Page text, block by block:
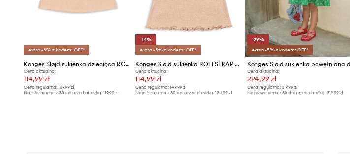
extra -5% z kodem: OFF*
Konges Sløjd sukienka dziecięca ROLI DRESS
Cena aktualna:
114,99 zł
Cena regularna: 169,99 zł
Najniższa cena z 30 dni przed obniżką: 119,99 zł
-14%
extra -5% z kodem: OFF*
Konges Sløjd sukienka ROLI STRAP DRESS
Cena aktualna:
114,99 zł
Cena regularna:149,99 zł
Najniższa cena z 30 dni przed obniżką:134,99 zł
-29%
extra -5% z kodem: OFF*
Cena aktualna:
224,99 zł
Cena regularna: 319,99 zł
Najniższa cena z 30 dni przed obniżką: 319,99 zł